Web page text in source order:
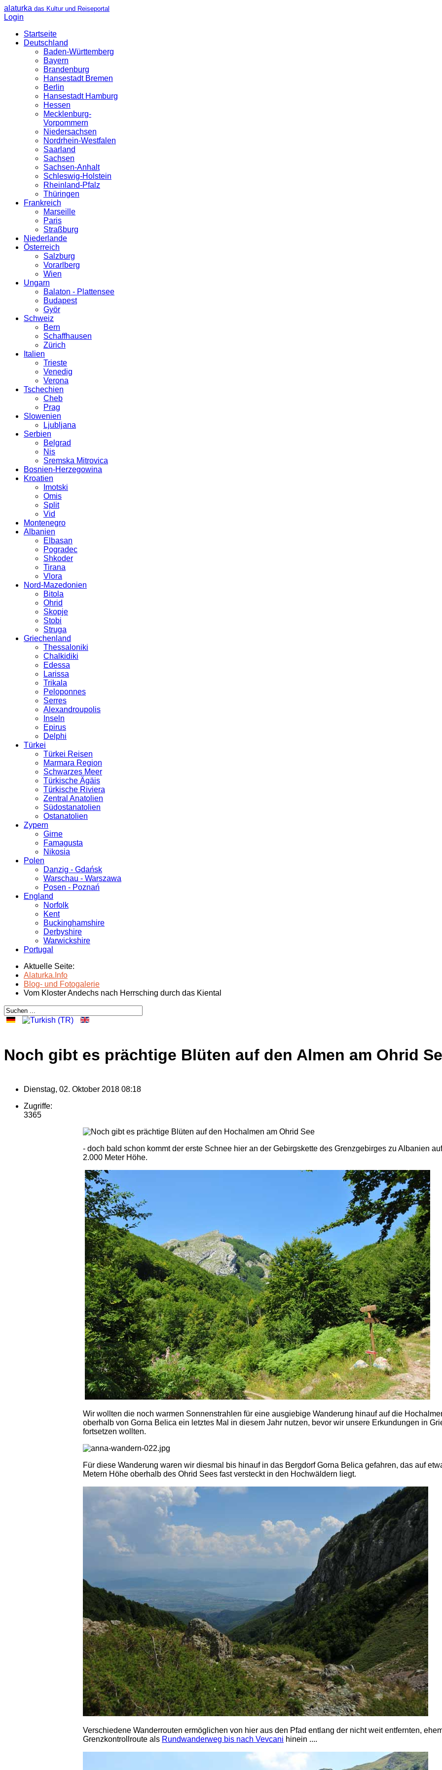
alaturka das Kultur und Reiseportal
Login
Startseite
Deutschland
Baden-Württemberg
Bayern
Brandenburg
Hansestadt Bremen
Berlin
Hansestadt Hamburg
Hessen
Mecklenburg-
Vorpommern
Niedersachsen
Nordrhein-Westfalen
Saarland
Sachsen
Sachsen-Anhalt
Schleswig-Holstein
Rheinland-Pfalz
Thüringen
Frankreich
Marseille
Paris
Straßburg
Niederlande
Österreich
Salzburg
Vorarlberg
Wien
Ungarn
Balaton - Plattensee
Budapest
Györ
Schweiz
Bern
Schaffhausen
Zürich
Italien
Trieste
Venedig
Verona
Tschechien
Cheb
Prag
Slowenien
Ljubljana
Serbien
Belgrad
Nis
Sremska Mitrovica
Bosnien-Herzegowina
Kroatien
Imotski
Omis
Split
Vid
Montenegro
Albanien
Elbasan
Pogradec
Shkoder
Tirana
Vlora
Nord-Mazedonien
Bitola
Ohrid
Skopje
Stobi
Struga
Griechenland
Thessaloniki
Chalkidiki
Edessa
Larissa
Trikala
Peloponnes
Serres
Alexandroupolis
Inseln
Epirus
Delphi
Türkei
Türkei Reisen
Marmara Region
Schwarzes Meer
Türkische Ägäis
Türkische Riviera
Zentral Anatolien
Südostanatolien
Ostanatolien
Zypern
Girne
Famagusta
Nikosia
Polen
Danzig - Gdańsk
Warschau - Warszawa
Posen - Poznań
England
Norfolk
Kent
Buckinghamshire
Derbyshire
Warwickshire
Portugal
Aktuelle Seite:
Alaturka.Info
Blog- und Fotogalerie
Vom Kloster Andechs nach Herrsching durch das Kiental
Noch gibt es prächtige Blüten auf den Almen am Ohrid
Dienstag, 02. Oktober 2018 08:18
Zugriffe:
3365
- doch bald schon kommt der erste Schnee hier an der Gebirgskette des Grenzgebirges zu Albanien
2.000 Meter Höhe.
Wir wollten die noch warmen Sonnenstrahlen für eine ausgiebige Wanderung hinauf auf die
oberhalb von Gorna Belica ein letztes Mal in diesem Jahr nutzen, bevor wir unsere Erkundungen in
fortsetzen wollten.
Für diese Wanderung waren wir diesmal bis hinauf in das Bergdorf Gorna Belica gefahren, das auf
Metern Höhe oberhalb des Ohrid Sees fast versteckt in den Hochwäldern liegt.
Verschiedene Wanderrouten ermöglichen von hier aus den Pfad entlang der nicht weit entfernten,
Grenzkontrollroute als Rundwanderweg bis nach Vevcani hinein ....